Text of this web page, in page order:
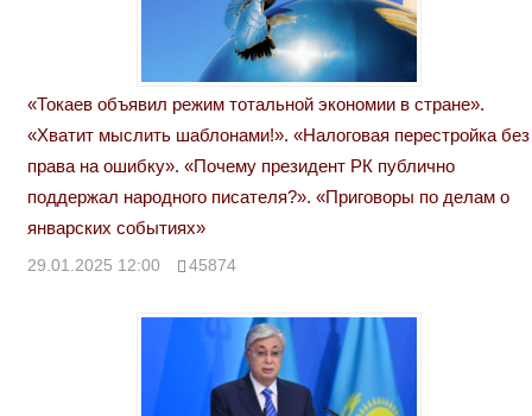
«Токаев объявил режим тотальной экономии в стране».
«Хватит мыслить шаблонами!». «Налоговая перестройка без
права на ошибку». «Почему президент РК публично
поддержал народного писателя?». «Приговоры по делам о
январских событиях»
29.01.2025 12:00 45874